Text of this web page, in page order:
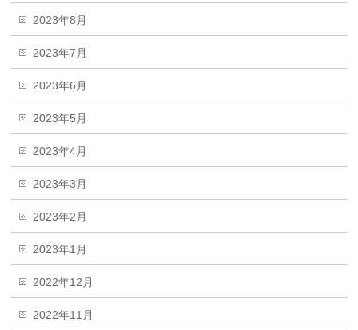
2023年8月
2023年7月
2023年6月
2023年5月
2023年4月
2023年3月
2023年2月
2023年1月
2022年12月
2022年11月